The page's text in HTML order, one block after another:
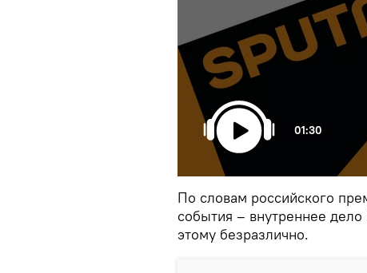
01:30
По словам российского
события – внутреннее
этому безразлично.